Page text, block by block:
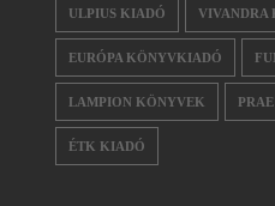
ULPIUS KIADÓ VIVANDRA
EURÓPA KÖNYVKIADÓ
LAMPION KÖNYVEK
ÉTK KIADÓ